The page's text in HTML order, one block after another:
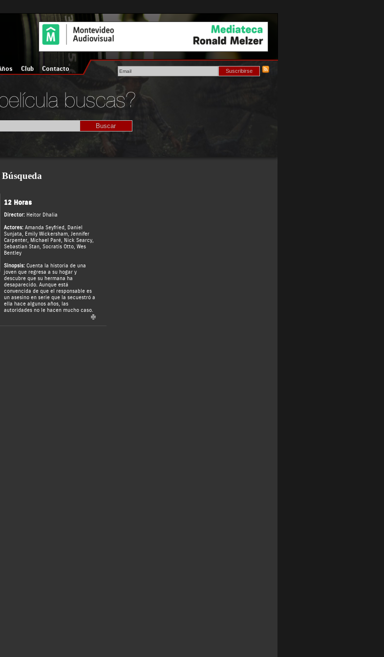
Club Contacto
12 Horas
Director: Heitor Dhalia
Actores: Amanda Seyfried, Daniel
Sunjata, Emily Wickersham, Jennifer
Carpenter, Michael Paré, Nick Searcy,
Sebastian Stan, Socratis Otto, Wes
Bentley
Sinopsis:Cuenta la historia de una
joven que regresa a su hogar y
descubre que su hermana ha
desaparecido. Aunque está
convencida de que el responsable es
un asesino en serie que la secuestró a
ella hace algunos años, las
autoridades no le hacen mucho caso.